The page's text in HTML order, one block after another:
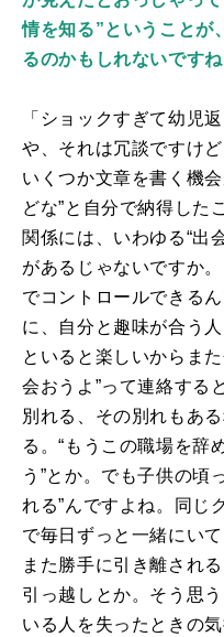
情を知る”ということが
るのかもしれないですね
「ショックすぎて幼児
や、それは冗談ですけ
いくつか文章を書く機
どな”と自分で納得した
関係には、いわゆる“出
があるじゃないですか
でコントロールできる
に、自分と趣味が合う
といると楽しいからま
会おうよ”って連絡する
別れる、その別れもあ
る。“もうこの職場を辞
う”とか。でも子供の頃
れる”んですよね。同じ
で毎日ずっと一緒にい
また勝手に引き離され
引っ越しとか。そう思
いる人を失ったときの